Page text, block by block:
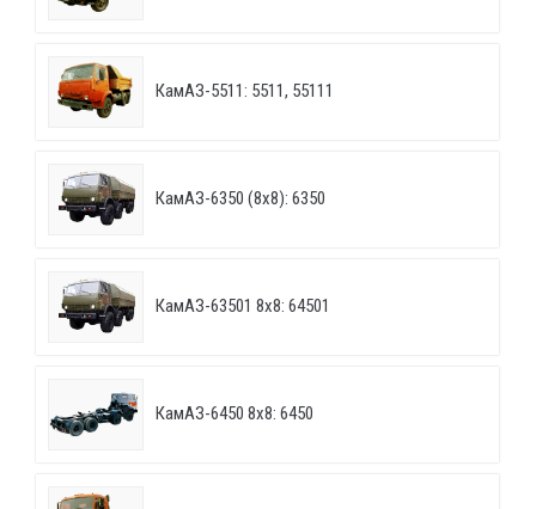
КамАЗ-5511: 5511, 55111
КамАЗ-6350 (8х8): 6350
КамАЗ-63501 8х8: 64501
КамАЗ-6450 8х8: 6450